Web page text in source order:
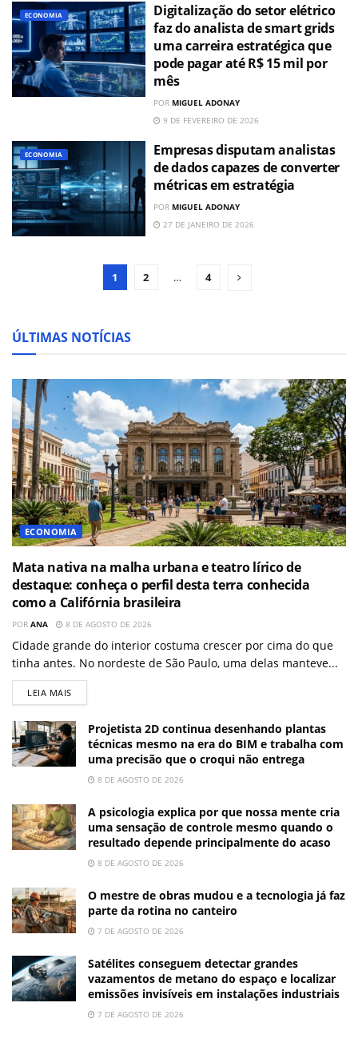
ECONOMIA
Digitalização do setor elétrico
faz do analista de smart grids
uma carreira estratégica que
pode pagar até R$ 15 mil por
mês
POR MIGUEL ADONAY
9 DE FEVEREIRO DE 2026
ECONOMIA
Empresas disputam analistas
de dados capazes de converter
métricas em estratégia
POR MIGUEL ADONAY
27 DE JANEIRO DE 2026
1 2 … 4
ÚLTIMAS NOTÍCIAS
ECONOMIA
Mata nativa na malha urbana e teatro lírico de
destaque: conheça o perfil desta terra conhecida
como a Califórnia brasileira
POR ANA 8 DE AGOSTO DE 2026
Cidade grande do interior costuma crescer por cima do que
tinha antes. No nordeste de São Paulo, uma delas manteve...
LEIA MAIS
Projetista 2D continua desenhando plantas
técnicas mesmo na era do BIM e trabalha com
uma precisão que o croqui não entrega
8 DE AGOSTO DE 2026
A psicologia explica por que nossa mente cria
uma sensação de controle mesmo quando o
resultado depende principalmente do acaso
8 DE AGOSTO DE 2026
O mestre de obras mudou e a tecnologia já faz
parte da rotina no canteiro
7 DE AGOSTO DE 2026
Satélites conseguem detectar grandes
vazamentos de metano do espaço e localizar
emissões invisíveis em instalações industriais
7 DE AGOSTO DE 2026